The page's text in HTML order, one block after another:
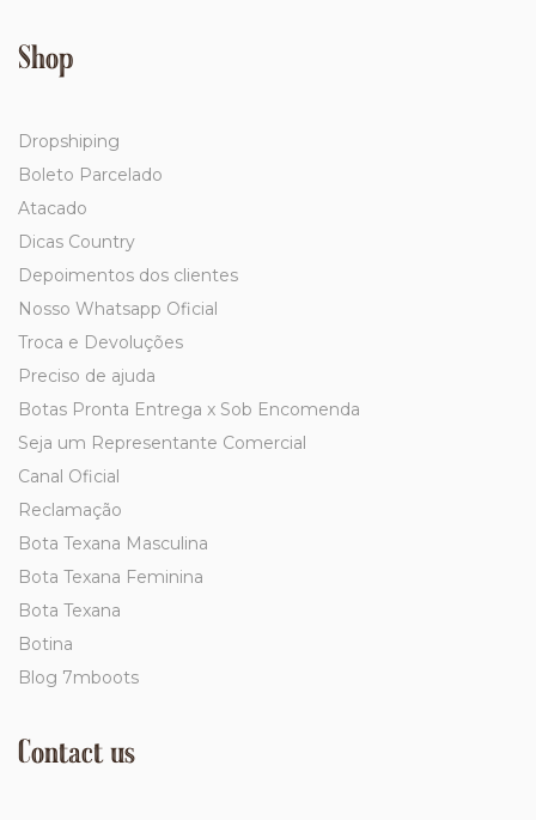
Shop
Dropshiping
Boleto Parcelado
Atacado
Dicas Country
Depoimentos dos clientes
Nosso Whatsapp Oficial
Troca e Devoluções
Preciso de ajuda
Botas Pronta Entrega x Sob Encomenda
Seja um Representante Comercial
Canal Oficial
Reclamação
Bota Texana Masculina
Bota Texana Feminina
Bota Texana
Botina
Blog 7mboots
Contact us